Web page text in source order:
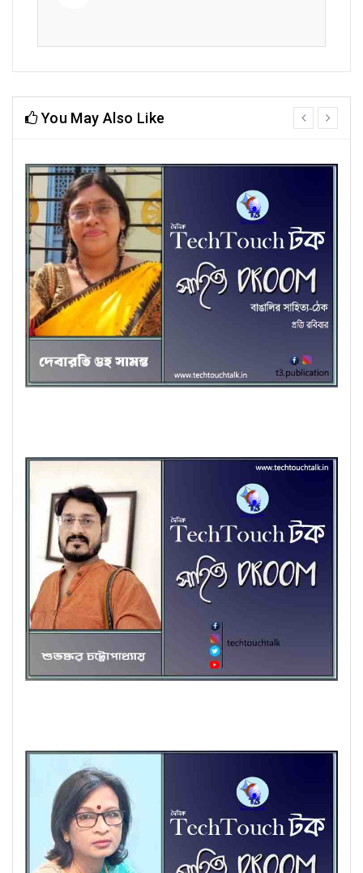
You May Also Like
prev